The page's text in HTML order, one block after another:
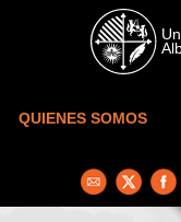
Skip to main content
QUIENES SOMOS